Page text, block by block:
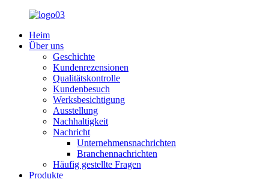
Heim
Über uns
Geschichte
Kundenrezensionen
Qualitätskontrolle
Kundenbesuch
Werksbesichtigung
Ausstellung
Nachhaltigkeit
Nachricht
Unternehmensnachrichten
Branchennachrichten
Häufig gestellte Fragen
Produkte